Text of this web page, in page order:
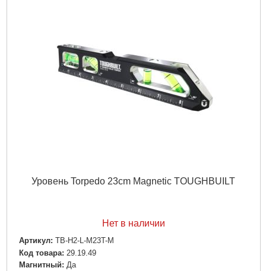
Уровень Torpedo 23cm Magnetic TOUGHBUILT
Нет в наличии
Артикул: TB-H2-L-M23T-M
Код товара: 29.19.49
Магнитный: Да